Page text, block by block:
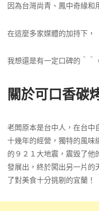
因為台灣尚青、鳳中奇緣和
在這麼多家媒體的加持下，
我想還是有一定口碑的＾＾，
關於可口香碳
老闆原本是台中人，在台中
十幾年的經營，獨特的風味
的９２１大地震，震毀了他
發展出，終於闖出另一片的
了對美食十分挑剔的宜蘭！